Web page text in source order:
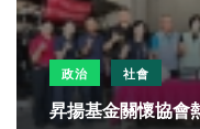
政治 社會
昇揚基金關懷協會